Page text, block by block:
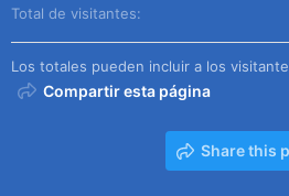
Total de visitantes
Los totales pueden incluir a los
Compartir esta página
Share this